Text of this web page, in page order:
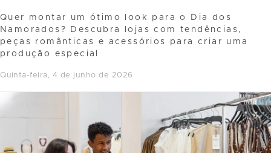
Quer montar um ótimo look para o Dia dos
Namorados? Descubra lojas com tendências,
peças românticas e acessórios para criar uma
produção especial
quinta-feira, 4 de junho de 2026